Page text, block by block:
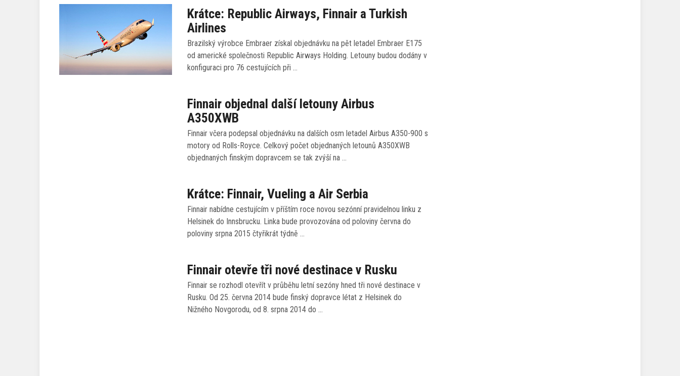
Krátce: Republic Airways, Finnair a Turkish
Airlines
Brazilský výrobce Embraer získal objednávku na pět letadel Embraer E175
od americké společnosti Republic Airways Holding. Letouny budou dodány v
konfiguraci pro 76 cestujících při …
Finnair objednal další letouny Airbus
A350XWB
Finnair včera podepsal objednávku na dalších osm letadel Airbus A350-900 s
motory od Rolls-Royce. Celkový počet objednaných letounů A350XWB
objednaných finským dopravcem se tak zvýší na …
Krátce: Finnair, Vueling a Air Serbia
Finnair nabídne cestujícím v příštím roce novou sezónní pravidelnou linku z
Helsinek do Innsbrucku. Linka bude provozována od poloviny června do
poloviny srpna 2015 čtyřikrát týdně …
Finnair otevře tři nové destinace v Rusku
Finnair se rozhodl otevřít v průběhu letní sezóny hned tři nové destinace v
Rusku. Od 25. června 2014 bude finský dopravce létat z Helsinek do
Nižného Novgorodu, od 8. srpna 2014 do …